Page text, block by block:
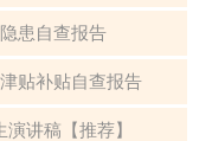
患自查报告
贴补贴自查报告
演讲稿【推荐】